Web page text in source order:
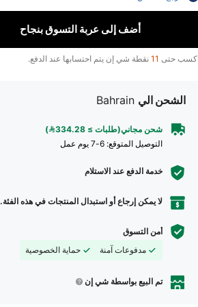
أضف إلى عربة التسوق بنجاح
اكسب حتى 11 نقطة شي إن يتم احتسابها عند الدفع.
الشحن الي Bahrain
شحن مجاني(طلبات ≥ 334.28)
التوصيل المتوقع: 6-7 يوم عمل
خدمة الدفع عند الاستلام
لا يمكن إرجاع أو استبدال المنتجات في هذه الفئة.
أمن التسوق
مدفوعات آمنة
حماية الخصوصية
تم البيع بواسطة شي إن